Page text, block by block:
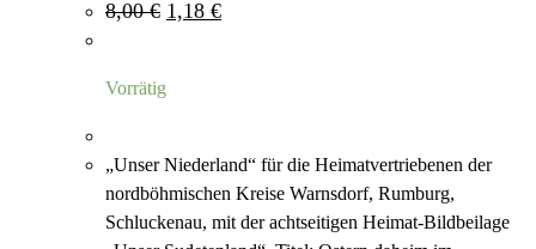
8,00€ Ursprünglicher
Preis
1,18 €Aktueller
Preis
Vorrätig
„Unser Niederland“ für die Heimatvertriebenen der
nordböhmischen Kreise Warnsdorf, Rumburg,
Schluckenau, mit der achtseitigen Heimat-Bildbeilage